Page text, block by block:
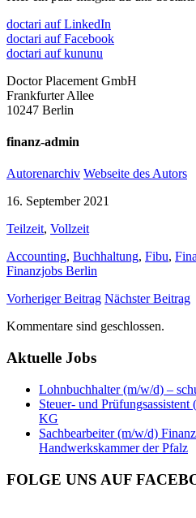
doctari auf LinkedIn
doctari auf Facebook
doctari auf kununu
Doctor Placement GmbH
Frankfurter Allee
10247 Berlin
finanz-admin
Autorenarchiv Webseite des Autors
16. September 2021
Teilzeit, Vollzeit
Accounting, Buchhaltung, Fibu,
Finanzjobs Berlin
Vorheriger Beitrag Nächster Beitrag
Kommentare sind geschlossen.
Aktuelle Jobs
Lohnbuchhalter (m/w/d) –
Steuer- und
KG
Sachbearbeiter (m/w/d)
Handwerkskammer der Pfalz
FOLGE UNS AUF